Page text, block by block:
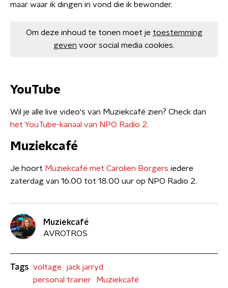
maar waar ik dingen in vond die ik bewonder.
Om deze inhoud te tonen moet je toestemming
geven voor social media cookies.
YouTube
Wil je alle live video's van Muziekcafé zien? Check dan
het YouTube-kanaal van NPO Radio 2.
Muziekcafé
Je hoort Muziekcafé met Carolien Borgers iedere
zaterdag van 16.00 tot 18.00 uur op NPO Radio 2.
Muziekcafé
AVROTROS
Tags voltage
jack jarryd
personal trainer
Muziekcafé